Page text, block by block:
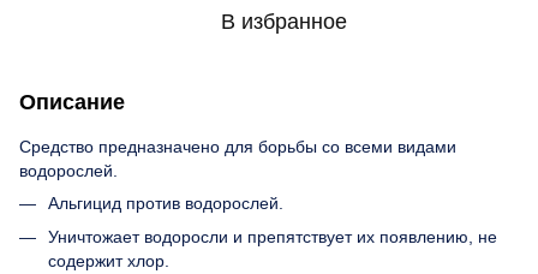
В избранное
Описание
Средство предназначено для борьбы со всеми видами
водорослей.
Альгицид против водорослей.
Уничтожает водоросли и препятствует их появлению, не
содержит хлор.